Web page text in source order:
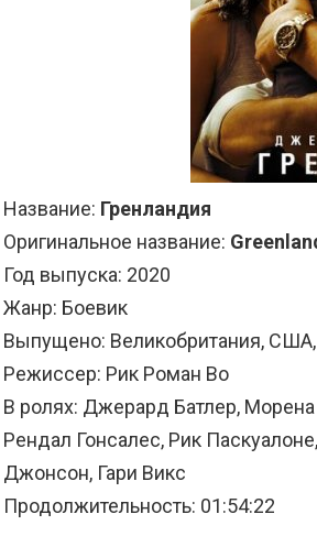
Название: Гренландия
Оригинальное название:
Год выпуска: 2020
Жанр: Боевик
Выпущено: Великобритания, США,
Режиссер: Рик Роман Во
В ролях: Джерард Батлер,
Рендал Гонсалес, Рик
Джонсон, Гари Викс
Продолжительность: 01:54:22